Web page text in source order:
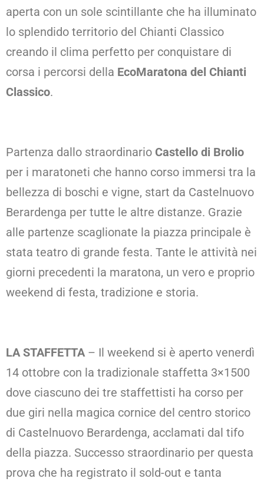
aperta con un sole scintillante che ha illuminato
lo splendido territorio del Chianti Classico
creando il clima perfetto per conquistare di
corsa i percorsi della EcoMaratona del Chianti
Classico.
Partenza dallo straordinario Castello di Brolio
per i maratoneti che hanno corso immersi tra la
bellezza di boschi e vigne, start da Castelnuovo
Berardenga per tutte le altre distanze. Grazie
alle partenze scaglionate la piazza principale è
stata teatro di grande festa. Tante le attività nei
giorni precedenti la maratona, un vero e proprio
weekend di festa, tradizione e storia.
LA STAFFETTA– Il weekend si è aperto venerdì
14 ottobre con la tradizionale staffetta 3×1500
dove ciascuno dei tre staffettisti ha corso per
due giri nella magica cornice del centro storico
di Castelnuovo Berardenga, acclamati dal tifo
della piazza. Successo straordinario per questa
prova che ha registrato il sold-out e tanta